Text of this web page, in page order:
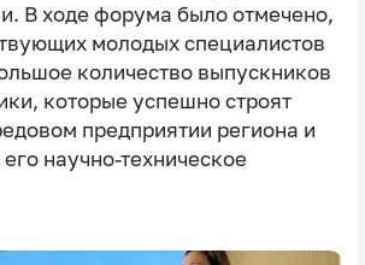
В ходе форума было отмечено,
молодых специалистов
количество выпускников
которые успешно строят
предприятии региона и
научно-техническое